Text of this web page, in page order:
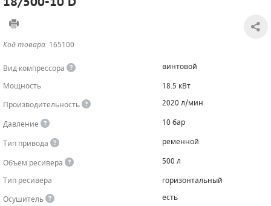
Код товара: 165100
Вид компрессора
винтовой
Мощность
18.5 кВт
Производительность
2020 л/мин
Давление
10 бар
Тип привода
ременной
Объем ресивера
500 л
Тип ресивера
горизонтальный
Осушитель
есть
САДОВАЯ ТЕХНИКА
ЧИЛЛЕРЫ
КАНАЛИЗАЦИОННЫЕ НАСОСЫ
БЕНЗИНОВЫЕ МОТОПОМПЫ
ТАЛИ И ТЕЛЬФЕРЫ
ОСВЕТИТЕЛЬНЫЕ МАЧТЫ
КОНТРОЛЛЕРЫ (БЛОКИ УПРАВЛЕНИЯ)
ПРЕДОХРАНИТЕЛЬНЫЕ КЛАПАНЫ
ОБРАТНЫЕ КЛАПАНЫ
РЕЛЕ ДАВЛЕНИЯ ДЛЯ ДЛЯ КОМПРЕССОРОВ
ДАТЧИКИ